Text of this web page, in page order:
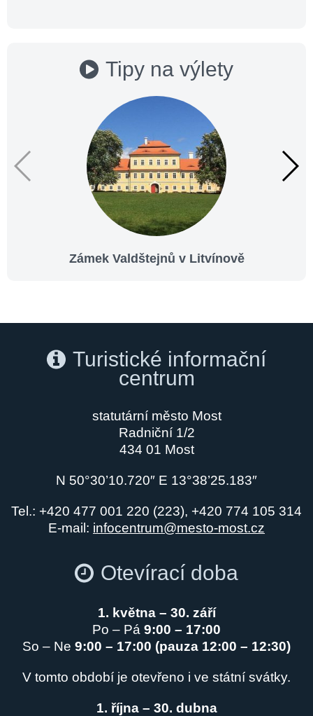
Tipy na výlety
Zámek Valdštejnů v Litvínově
Turistické informační
centrum
statutární město Most
Radniční 1/2
434 01 Most
N 50°30’10.720″ E 13°38’25.183″
Tel.: +420 477 001 220 (223), +420 774 105 314
E-mail: infocentrum@mesto-most.cz
Otevírací doba
1. května – 30. září
Po – Pá 9:00 – 17:00
So – Ne 9:00 – 17:00 (pauza 12:00 – 12:30)
V tomto období je otevřeno i ve státní svátky.
1. října – 30. dubna